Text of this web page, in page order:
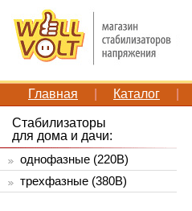
Главная Каталог
Стабилизаторы
для дома и дачи:
однофазные (220В)
трехфазные (380В)